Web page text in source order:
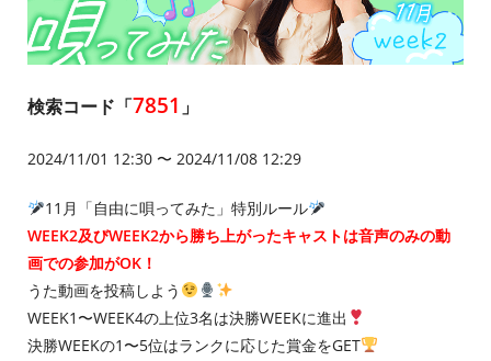
検索コード「7851 」
2024/11/01 12:30 〜 2024/11/08 12:29
11月「自由に唄ってみた」特別ルール
WEEK2及びWEEK2から勝ち上がったキャストは音声のみの動
画での参加がOK！
うた動画を投稿しよう
WEEK1〜WEEK4の上位3名は決勝WEEKに進出
決勝WEEKの1〜5位はランクに応じた賞金をGET